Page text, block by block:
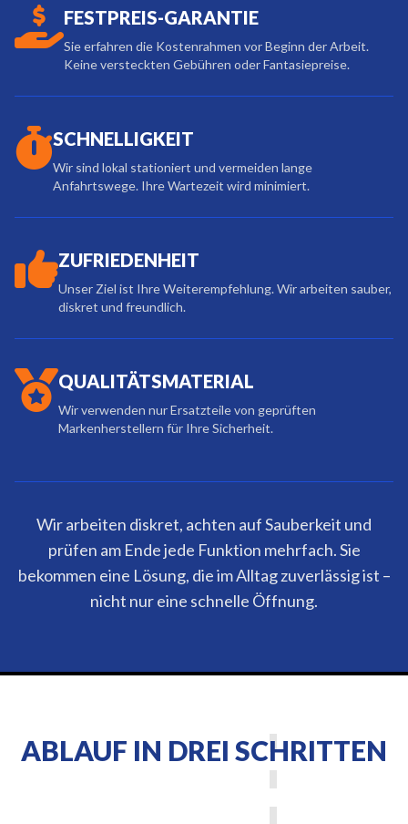
FESTPREIS-GARANTIE
Sie erfahren die Kostenrahmen vor Beginn der Arbeit.
Keine versteckten Gebühren oder Fantasiepreise.
SCHNELLIGKEIT
Wir sind lokal stationiert und vermeiden lange
Anfahrtswege. Ihre Wartezeit wird minimiert.
ZUFRIEDENHEIT
Unser Ziel ist Ihre Weiterempfehlung. Wir arbeiten sauber,
diskret und freundlich.
QUALITÄTSMATERIAL
Wir verwenden nur Ersatzteile von geprüften
Markenherstellern für Ihre Sicherheit.
Wir arbeiten diskret, achten auf Sauberkeit und
prüfen am Ende jede Funktion mehrfach. Sie
bekommen eine Lösung, die im Alltag zuverlässig ist –
nicht nur eine schnelle Öffnung.
ABLAUF IN DREI SCHRITTEN